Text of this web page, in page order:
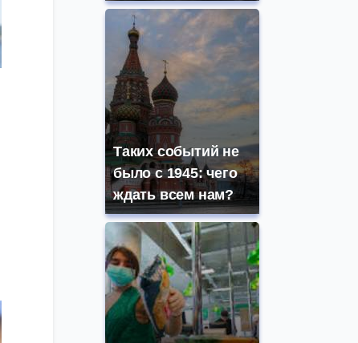
Таких событий не
было с 1945: чего
ждать всем нам?